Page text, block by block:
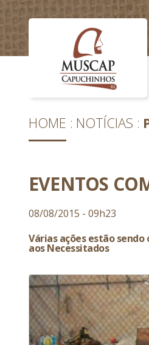
HOME NOTÍCIAS
EVENTOS
08/08/2015 - 09h23
Várias ações estão
aos Necessitados